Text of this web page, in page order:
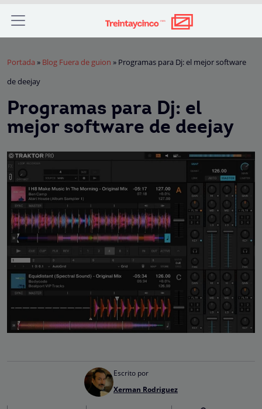
Portada » Blog Fuera de guion » Programas para Dj: el mejor software
de deejay
Programas para Dj: el
mejor software de deejay
Escrito por
Xerman Rodriguez